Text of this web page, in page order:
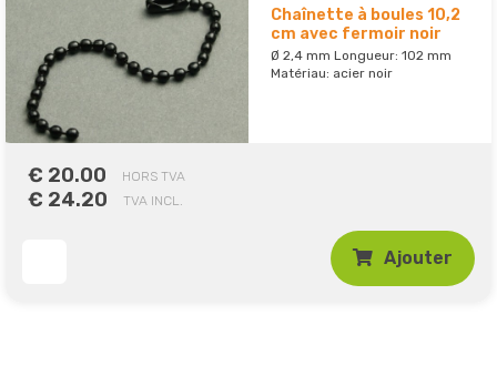
Chaînette à boules 10,2
cm avec fermoir noir
Ø 2,4 mm Longueur: 102 mm
Matériau: acier noir
€ 20.00 HORS TVA
€ 24.20 TVA INCL.
Ajouter